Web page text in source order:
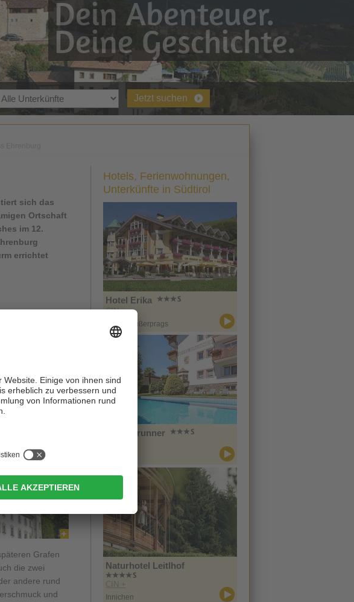
Dein Abenteuer.
Deine Geschichte.
Jetzt suchen
sich das
Ortschaft
im 12.
errichtet
auf das
des Schlosses,
So wurde dem
Granitsäulen
unter den
Grafen
die zwei
andere rund
und
Hotels, Ferienwohnungen,
Unterkünfte in Südtirol
Hotel Erika
CIN +
Prags / Außerprags
Hotel Brunner
Naturhotel Leitlhof
CIN +
Innichen